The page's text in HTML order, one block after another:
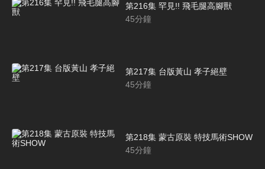
第216集 罕見!! 飛毛腿高腳獸
45分鐘
第217集 台版黃山 孝子絕壁
45分鐘
第218集 蒙古原裝 特技馬術SHOW
45分鐘